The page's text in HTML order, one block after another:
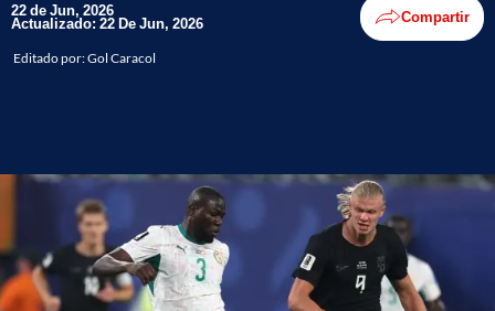
22 de Jun, 2026
Actualizado: 22 De Jun, 2026 Compartir
Editado por:Gol Caracol